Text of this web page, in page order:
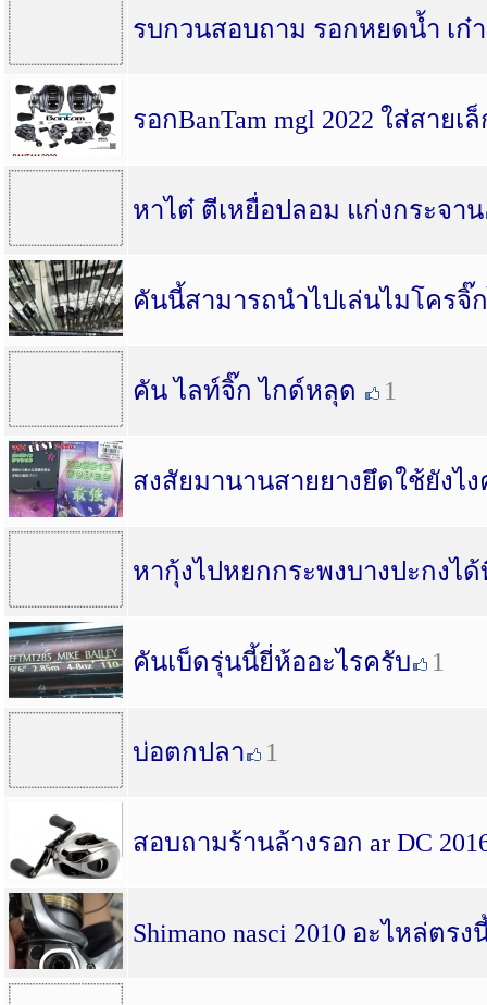
รบกวนสอบถาม รอกหยดน้ำ เก๋
รอกBanTam mgl 2022 ใส่สาย
หาไต๋ ตีเหยื่อปลอม แก่งกระจาน
คันนี้สามารถนำไปเล่นไมโครจิ๊
คัน ไลท์จิ๊ก ไกด์หลุด 1
สงสัยมานานสายยางยึดใช้ยังไง
หากุ้งไปหยกกระพงบางปะกงไ
คันเบ็ดรุ่นนี้ยี่ห้ออะไรครับ 1
บ่อตกปลา 1
สอบถามร้านล้างรอก ar DC
Shimano nasci 2010 อะไหล่ตร